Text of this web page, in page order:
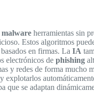
malware herramientas sin
Estos algoritmos
en firmas. La IA
electrónicos de phishing
y redes de forma mucho
explotarlos
que se adaptan